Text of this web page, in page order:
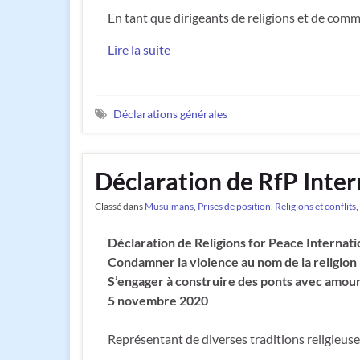
En tant que dirigeants de religions et de
Lire la suite
Déclarations générales
Déclaration de RfP
Classé dans Musulmans Prises de position Religions et conflits
Déclaration de Religions for Peace
Condamner la violence au nom de la religion
S’engager à construire des ponts avec
5 novembre 2020
Représentant de diverses traditions